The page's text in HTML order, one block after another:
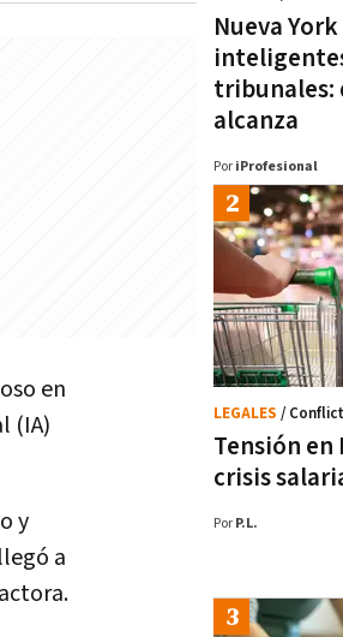
en
(IA)
y
a
Nueva
tribunales:
alcanza
Por iProfesional
Tensión en
crisis
LEGALES /
Por P.L.